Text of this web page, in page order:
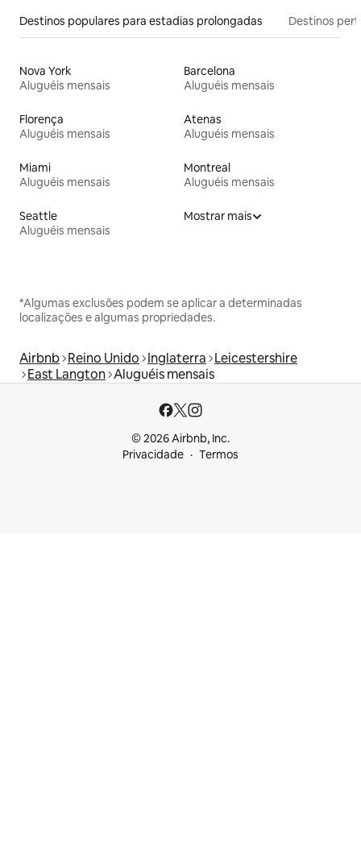
Destinos populares para estadias prolongadas Destinos
Nova York
Aluguéis mensais
Barcelona
Aluguéis mensais
Florença
Aluguéis mensais
Atenas
Aluguéis mensais
Miami
Aluguéis mensais
Montreal
Aluguéis mensais
Seattle
Aluguéis mensais
Mostrar mais
*Algumas exclusões podem se aplicar a determinadas
localizações e algumas propriedades.
Airbnb Reino Unido Inglaterra Leicestershire
East Langton Aluguéis mensais
© 2026 Airbnb, Inc.
Privacidade
Termos